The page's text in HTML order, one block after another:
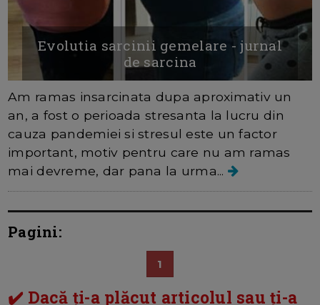
Evolutia sarcinii gemelare - jurnal
de sarcina
Am ramas insarcinata dupa aproximativ un
an, a fost o perioada stresanta la lucru din
cauza pandemiei si stresul este un factor
important, motiv pentru care nu am ramas
mai devreme, dar pana la urma...
Pagini:
1
✔️ Dacă ți-a plăcut articolul sau ți-a